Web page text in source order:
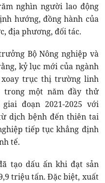
nghìn người lao động
hướng, đồng hành của
địa phương, đối tác.
Bộ Nông nghiệp và
kỷ lục mới của ngành
trục thị trường linh
một năm đầy thử
đoạn 2021-2025 với
dịch bệnh đến thiên tai
tiếp tục khẳng định
tế.
tạo dấu ấn khi đạt sản
triệu tấn. Đặc biệt, xuất